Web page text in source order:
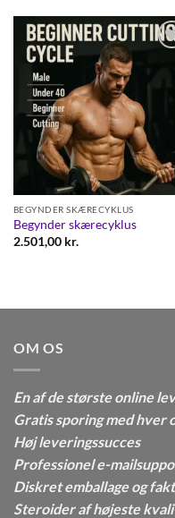
BEGYNDER SKÆRECYKLUS
Begynder skærecyklus
2.501,00 kr.
OM OS
En af de største online
Gratis sporing med hver
Høj leveringssucces
Professionel e-
Diskret emballage og
Steroider af højeste